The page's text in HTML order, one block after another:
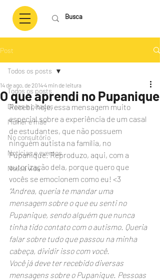
Post
Todos os posts
Dicas e pitacos
Mulher e mãe
No consultório
Notícias e eventos
Nossa vida
Todos os posts
O que aprendi no Pupanique
14 de ago. de 20144 min de leitura
Recebi, hoje, essa mensagem muito
especial sobre a experiência de um casal
de estudantes, que não possuem
ninguém autista na família, no
Pupanique. Reproduzo, aqui, com a
autorização dela, porque quero que
vocês se emocionem como eu! <3
“Andrea, queria te mandar uma
mensagem sobre o que eu senti no
Pupanique, sendo alguém que nunca
tinha tido contato com o autismo. Queria
falar sobre tudo que passou na minha
cabeça, dividir isso com você.
Você já deve ter recebido diversas
mensagens sobre o Pupanique. Pessoas